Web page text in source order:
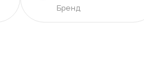
Бренд